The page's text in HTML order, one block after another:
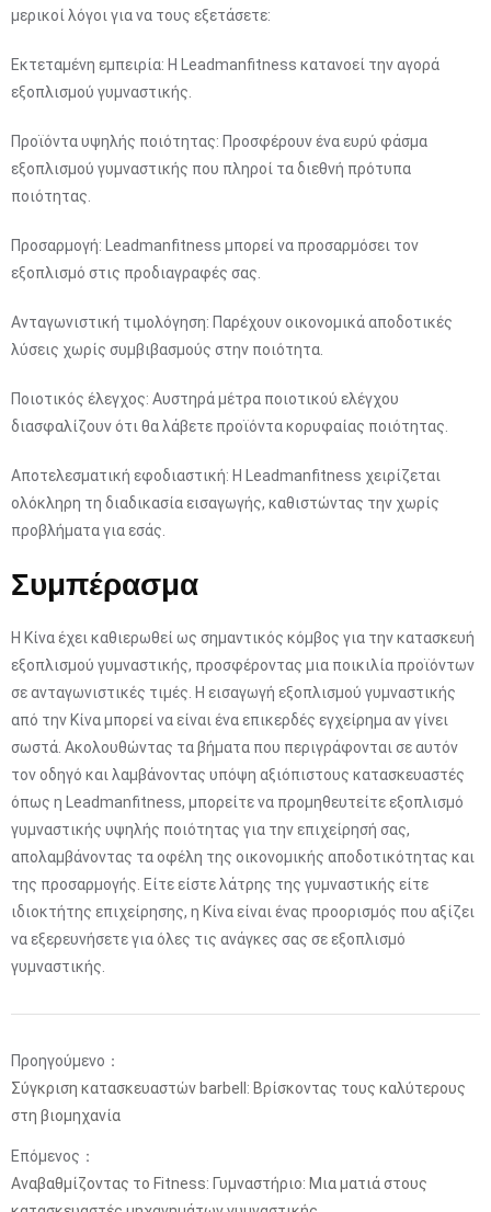
μερικοί λόγοι για να τους εξετάσετε:
Εκτεταμένη εμπειρία: Η Leadmanfitness κατανοεί την αγορά
εξοπλισμού γυμναστικής.
Προϊόντα υψηλής ποιότητας: Προσφέρουν ένα ευρύ φάσμα
εξοπλισμού γυμναστικής που πληροί τα διεθνή πρότυπα
ποιότητας.
Προσαρμογή: Leadmanfitness μπορεί να προσαρμόσει τον
εξοπλισμό στις προδιαγραφές σας.
Ανταγωνιστική τιμολόγηση: Παρέχουν οικονομικά αποδοτικές
λύσεις χωρίς συμβιβασμούς στην ποιότητα.
Ποιοτικός έλεγχος: Αυστηρά μέτρα ποιοτικού ελέγχου
διασφαλίζουν ότι θα λάβετε προϊόντα κορυφαίας ποιότητας.
Αποτελεσματική εφοδιαστική: Η Leadmanfitness χειρίζεται
ολόκληρη τη διαδικασία εισαγωγής, καθιστώντας την χωρίς
προβλήματα για εσάς.
Συμπέρασμα
Η Κίνα έχει καθιερωθεί ως σημαντικός κόμβος για την κατασκευή
εξοπλισμού γυμναστικής, προσφέροντας μια ποικιλία προϊόντων
σε ανταγωνιστικές τιμές. Η εισαγωγή εξοπλισμού γυμναστικής
από την Κίνα μπορεί να είναι ένα επικερδές εγχείρημα αν γίνει
σωστά. Ακολουθώντας τα βήματα που περιγράφονται σε αυτόν
τον οδηγό και λαμβάνοντας υπόψη αξιόπιστους κατασκευαστές
όπως η Leadmanfitness, μπορείτε να προμηθευτείτε εξοπλισμό
γυμναστικής υψηλής ποιότητας για την επιχείρησή σας,
απολαμβάνοντας τα οφέλη της οικονομικής αποδοτικότητας και
της προσαρμογής. Είτε είστε λάτρης της γυμναστικής είτε
ιδιοκτήτης επιχείρησης, η Κίνα είναι ένας προορισμός που αξίζει
να εξερευνήσετε για όλες τις ανάγκες σας σε εξοπλισμό
γυμναστικής.
Προηγούμενο：
Σύγκριση κατασκευαστών barbell: Βρίσκοντας τους καλύτερους
στη βιομηχανία
Επόμενος：
Αναβαθμίζοντας το Fitness: Γυμναστήριο: Μια ματιά στους